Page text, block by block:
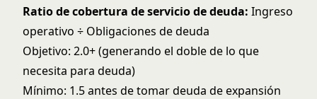
Ratio de cobertura de servicio de deuda: Ingreso
operativo ÷ Obligaciones de deuda
Objetivo: 2.0+ (generando el doble de lo que
necesita para deuda)
Mínimo: 1.5 antes de tomar deuda de expansión